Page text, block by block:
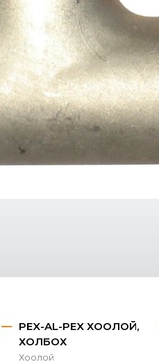
PEX-AL-PEX ХООЛОЙ,
ХОЛБОХ
Хоолой